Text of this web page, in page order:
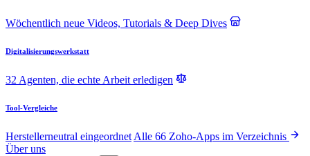
Wöchentlich neue Videos, Tutorials & Deep Dives
Digitalisierungswerkstatt
32 Agenten, die echte Arbeit erledigen
Tool-Vergleiche
Herstellerneutral eingeordnet Alle 66 Zoho-Apps im Verzeichnis
Über uns